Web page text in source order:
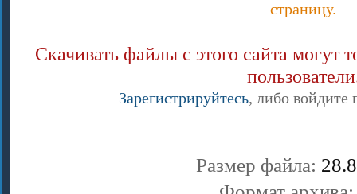
страницу.
Скачивать файлы с этого сайта могут
Зарегистрируйтесь, либо войдите
Размер файла: